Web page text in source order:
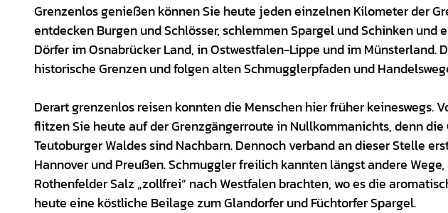
Grenzenlos genießen können Sie heute jeden einzelnen Kilometer der
entdecken Burgen und Schlösser, schlemmen Spargel und Schinken und
Dörfer im Osnabrücker Land, in Ostwestfalen-Lippe und im Münsterland.
historische Grenzen und folgen alten Schmugglerpfaden und
Derart grenzenlos reisen konnten die Menschen hier früher keineswegs.
flitzen Sie heute auf der Grenzgängerroute in Nullkommanichts, denn die
Teutoburger Waldes sind Nachbarn. Dennoch verband an dieser Stelle
Hannover und Preußen. Schmuggler freilich kannten längst andere
Rothenfelder Salz „zollfrei“ nach Westfalen brachten, wo es die
heute eine köstliche Beilage zum Glandorfer und Füchtorfer Spargel.